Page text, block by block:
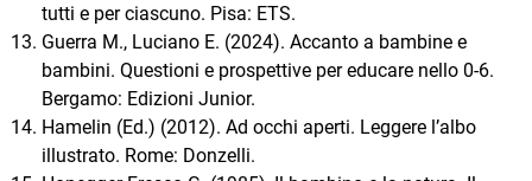
tutti e per ciascuno. Pisa: ETS.
Guerra M., Luciano E. (2024). Accanto a bambine e
bambini. Questioni e prospettive per educare nello 0-6.
Bergamo: Edizioni Junior.
Hamelin (Ed.) (2012). Ad occhi aperti. Leggere l’albo
illustrato. Rome: Donzelli.